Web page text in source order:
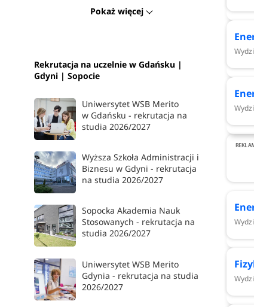
Matematyka - Wydział Fizyki Technicznej i
Mechanika i budowa maszyn - Wydział
Mechatronika - Wydział Inżynierii
Nanotechnologia - Wydział Fizyki
Nanotechnology - Wydział Fizyki Technicznej
Okręty i konstrukcje morskie - Wydział
Projektowanie i budowa jachtów - Wydział
Technologia chemiczna - Wydział Chemiczny
Technologie kosmetyczne - Wydział
Technologie kosmiczne i satelitarne -
Technologie materiałowe i recykling - Wydział
Technologie przemysłu 5.0 - Wydział
Transport - Wydział Inżynierii Lądowej i
Transport i logistyka - Wydział Inżynierii
Zarządzanie - Wydział Zarządzania i Ekonomii
Zarządzanie i inżynieria produkcji - Wydział
Zarządzanie inżynierskie - Wydział
Zielone technologie - Wydział Chemiczny
Pokaż więcej
Rekrutacja na uczelnie w Gdańsku |
Gdyni | Sopocie
Uniwersytet WSB Merito
w Gdańsku - rekrutacja na
studia 2026/2027
Wyższa Szkoła Administracji i
Biznesu w Gdyni - rekrutacja
na studia 2026/2027
Sopocka Akademia Nauk
Stosowanych - rekrutacja na
studia 2026/2027
Uniwersytet WSB Merito
Gdynia - rekrutacja na studia
2026/2027